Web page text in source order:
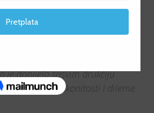
lažnih
tuđeg
je donijela sasvim drukčiju
i neke nove zakonitosti i dileme